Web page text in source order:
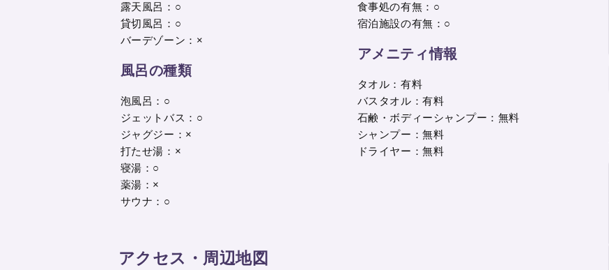
露天風呂：○
貸切風呂：○
バーデゾーン：×
風呂の種類
泡風呂：○
ジェットバス：○
ジャグジー：×
打たせ湯：×
寝湯：○
薬湯：×
サウナ：○
食事処の有無：○
宿泊施設の有無：○
アメニティ情報
タオル：有料
バスタオル：有料
石鹸・ボディーシャンプー：無料
シャンプー：無料
ドライヤー：無料
アクセス・周辺地図